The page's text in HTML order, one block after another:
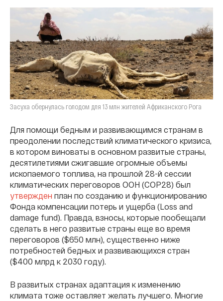
Засуха обернулась голодом для 13 млн жителей Африканского Рога
Для помощи бедным и развивающимся странам в
преодолении последствий климатического кризиса,
в котором виноваты в основном развитые страны,
десятилетиями сжигавшие огромные объемы
ископаемого топлива, на прошлой 28-й сессии
климатических переговоров ООН (СОР28) был
утвержден план по созданию и функционированию
Фонда компенсации потерь и ущерба (Loss and
damage fund). Правда, взносы, которые пообещали
сделать в него развитые страны еще во время
переговоров ($650 млн), существенно ниже
потребностей бедных и развивающихся стран
($400 млрд к 2030 году).
В развитых странах адаптация к изменению
климата тоже оставляет желать лучшего. Многие